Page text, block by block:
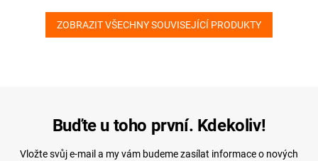
ZOBRAZIT VŠECHNY SOUVISEJÍCÍ PRODUKTY
Buďte u toho první. Kdekoliv!
Vložte svůj e-mail a my vám budeme zasílat informace o nových